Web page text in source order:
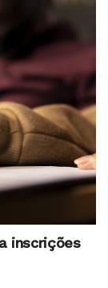
inscrições